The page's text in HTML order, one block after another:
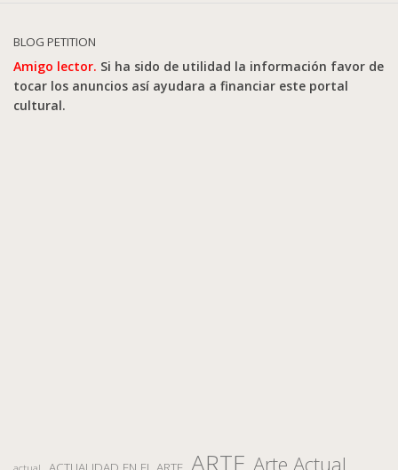
BLOG PETITION
Amigo lector. Si ha sido de utilidad la información favor de
tocar los anuncios así ayudara a financiar este portal
cultural.
ARTE Arte Actual